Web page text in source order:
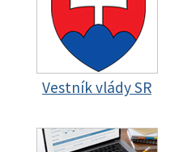
Vestník vlády SR